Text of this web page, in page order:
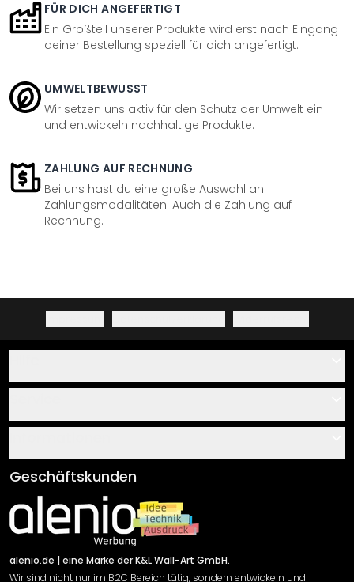
FÜR DICH ANGEFERTIGT
Ein Großteil unserer Produkte wird erst nach Eingang
deiner Bestellung speziell für dich angefertigt.
UMWELTBEWUSST
Wir setzen uns aktiv für den Schutz der Umwelt ein
und entwickeln nachhaltige Produkte.
ZAHLUNG AUF RECHNUNG
Bei uns hast du eine große Auswahl an
Zahlungsmodalitäten. Auch die Zahlung auf
Rechnung.
· ·
Über uns
Klebe- und Montageanleitungen
Newsletter An-/Abmeldung
Sendungsverfolgung
AGB
Impressum
Versand & Zahlung
Rücksendung
Geschäftskunden
alenio.de | eine Marke der K&L Wall-Art GmbH.
Wir sind nicht nur im B2C Bereich tätig, sondern entwickeln und